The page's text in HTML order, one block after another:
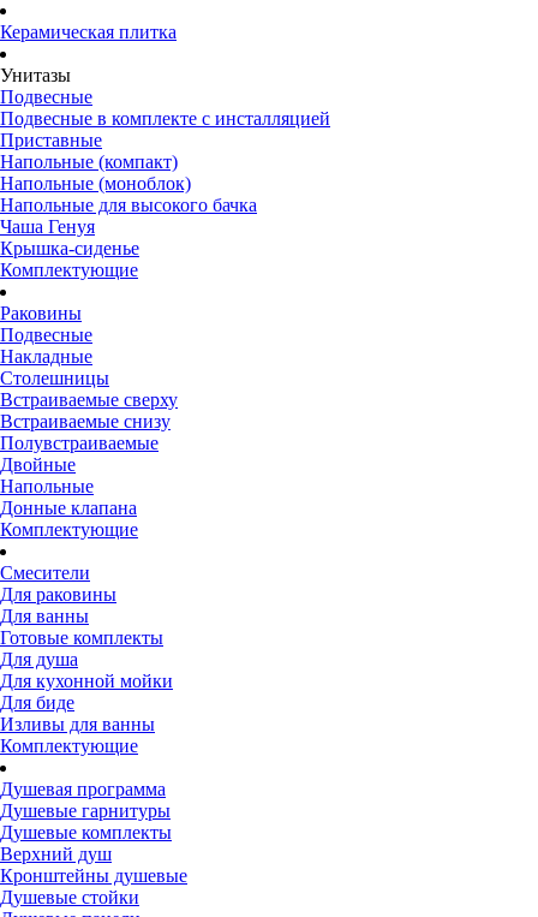
Керамическая плитка
Унитазы
Подвесные
Подвесные в комплекте с инсталляцией
Приставные
Напольные (компакт)
Напольные (моноблок)
Напольные для высокого бачка
Чаша Генуя
Крышка-сиденье
Комплектующие
Раковины
Подвесные
Накладные
Столешницы
Встраиваемые сверху
Встраиваемые снизу
Полувстраиваемые
Двойные
Напольные
Донные клапана
Комплектующие
Смесители
Для раковины
Для ванны
Готовые комплекты
Для душа
Для кухонной мойки
Для биде
Изливы для ванны
Комплектующие
Душевая программа
Душевые гарнитуры
Душевые комплекты
Верхний душ
Кронштейны душевые
Душевые стойки